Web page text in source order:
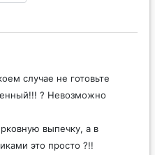
случае не готовьте
? Невозможно
выпечку, а в
это просто ?!!